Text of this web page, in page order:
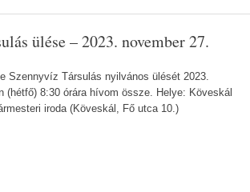
ülése – 2023. november 27.
Szennyvíz Társulás nyilvános ülését 2023.
(hétfő) 8:30 órára hívom össze. Helye: Köveskál
iroda (Köveskál, Fő utca 10.)